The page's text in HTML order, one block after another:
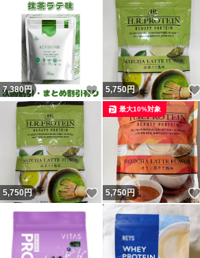
7,380円 いいね！
5,750円
5,750円 いいね！
5,750円
最大10%対象